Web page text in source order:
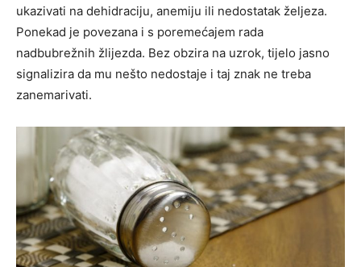
ukazivati na dehidraciju, anemiju ili nedostatak željeza.
Ponekad je povezana i s poremećajem rada
nadbubrežnih žlijezda. Bez obzira na uzrok, tijelo jasno
signalizira da mu nešto nedostaje i taj znak ne treba
zanemarivati.